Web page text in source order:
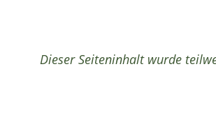
Dieser Seiteninhalt wurde